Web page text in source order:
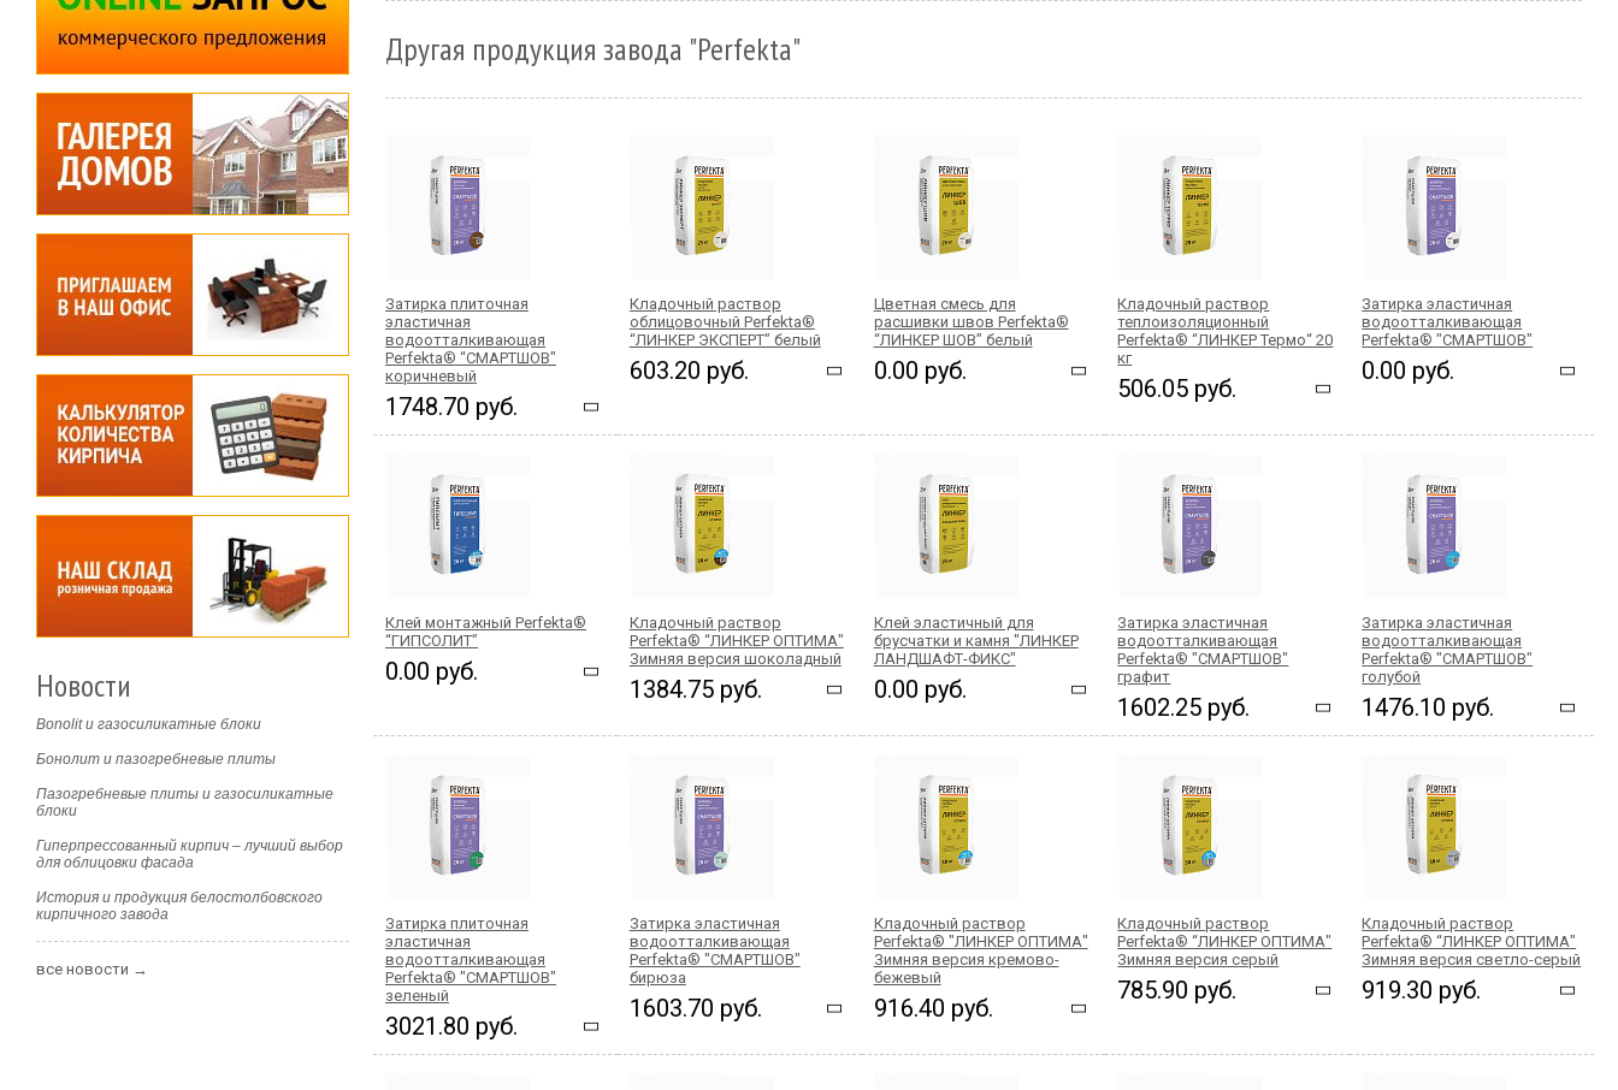
Другая продукция завода "Perfekta"
Затирка плиточная
эластичная
водоотталкивающая
Perfekta® “СМАРТШОВ"
коричневый
1748.70 руб.
Кладочный раствор
облицовочный Perfekta®
“ЛИНКЕР ЭКСПЕРТ” белый
603.20 руб.
Цветная смесь для
расшивки швов Perfekta®
“ЛИНКЕР ШОВ” белый
0.00 руб.
Кладочный раствор
теплоизоляционный
Perfekta® “ЛИНКЕР Термо“ 20
кг
506.05 руб.
Затирка эластичная
водоотталкивающая
Perfekta® "СМАРТШОВ"
0.00 руб.
Клей монтажный Perfekta®
“ГИПСОЛИТ”
0.00 руб.
Кладочный раствор
Perfekta® “ЛИНКЕР ОПТИМА"
Зимняя версия шоколадный
1384.75 руб.
Клей эластичный для
брусчатки и камня "ЛИНКЕР
ЛАНДШАФТ-ФИКС"
0.00 руб.
Затирка эластичная
водоотталкивающая
Perfekta® "СМАРТШОВ"
графит
1602.25 руб.
Затирка эластичная
водоотталкивающая
Perfekta® "СМАРТШОВ"
голубой
1476.10 руб.
Затирка плиточная
эластичная
водоотталкивающая
Perfekta® "СМАРТШОВ"
зеленый
3021.80 руб.
Затирка эластичная
водоотталкивающая
Perfekta® "СМАРТШОВ"
бирюза
1603.70 руб.
Кладочный раствор
Perfekta® "ЛИНКЕР ОПТИМА"
Зимняя версия кремово-
бежевый
916.40 руб.
Кладочный раствор
Perfekta® “ЛИНКЕР ОПТИМА"
Зимняя версия серый
785.90 руб.
Кладочный раствор
Perfekta® “ЛИНКЕР ОПТИМА"
Зимняя версия светло-серый
919.30 руб.
Новости
Bonolit и газосиликатные блоки
Бонолит и пазогребневые плиты
Пазогребневые плиты и газосиликатные
блоки
Гиперпрессованный кирпич – лучший выбор
для облицовки фасада
История и продукция белостолбовского
кирпичного завода
все новости →